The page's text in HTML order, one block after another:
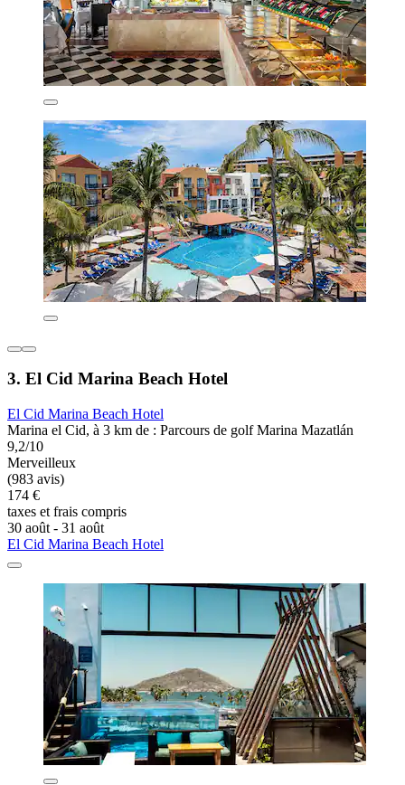
3. El Cid Marina Beach Hotel
El Cid Marina Beach Hotel
Marina el Cid, à 3 km de : Parcours de golf Marina Mazatlán
9,2/10
Merveilleux
(983 avis)
174 €
taxes et frais compris
30 août - 31 août
El Cid Marina Beach Hotel